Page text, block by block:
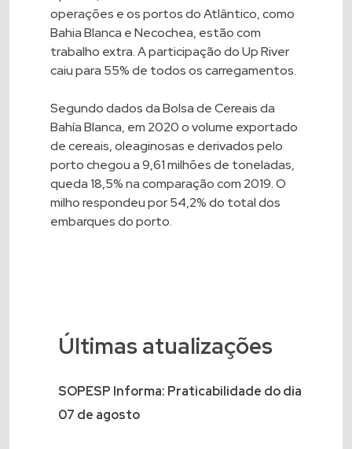
operações e os portos do Atlântico, como
Bahia Blanca e Necochea, estão com
trabalho extra. A participação do Up River
caiu para 55% de todos os carregamentos.
Segundo dados da Bolsa de Cereais da
Bahía Blanca, em 2020 o volume exportado
de cereais, oleaginosas e derivados pelo
porto chegou a 9,61 milhões de toneladas,
queda 18,5% na comparação com 2019. O
milho respondeu por 54,2% do total dos
embarques do porto.
Últimas atualizações
SOPESP Informa: Praticabilidade do dia
07 de agosto